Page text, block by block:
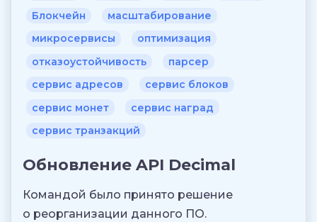
Блокчейн
масштабирование
микросервисы
оптимизация
отказоустойчивость
парсер
сервис адресов
сервис блоков
сервис монет
сервис наград
сервис транзакций
Обновление API Decimal
Командой было принято решение
о реорганизации данного ПО.